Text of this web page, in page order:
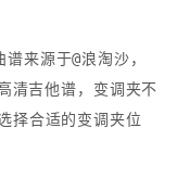
来源于@浪淘沙，
清吉他谱，变调夹不
择合适的变调夹位